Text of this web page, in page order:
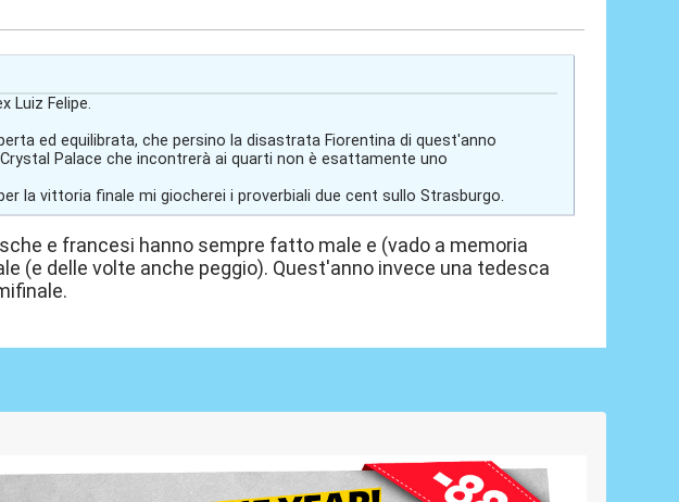
Luiz Felipe.
ed equilibrata, che persino la disastrata Fiorentina di quest'anno
Palace che incontrerà ai quarti non è esattamente uno
la vittoria finale mi giocherei i proverbiali due cent sullo Strasburgo.
e francesi hanno sempre fatto male e (vado a memoria
(e delle volte anche peggio). Quest'anno invece una tedesca